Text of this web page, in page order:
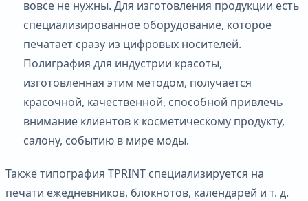
вовсе не нужны. Для изготовления продукции есть
специализированное оборудование, которое
печатает сразу из цифровых носителей.
Полиграфия для индустрии красоты,
изготовленная этим методом, получается
красочной, качественной, способной привлечь
внимание клиентов к косметическому продукту,
салону, событию в мире моды.
Также типография TPRINT специализируется на
печати ежедневников, блокнотов, календарей и т. д.